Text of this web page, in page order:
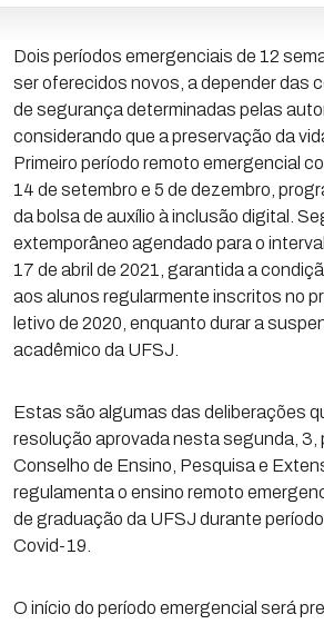
Dois períodos emergenciais de 12
ser oferecidos novos, a depender das
de segurança determinadas pelas
considerando que a preservação da
Primeiro período remoto emergencial
14 de setembro e 5 de dezembro,
da bolsa de auxílio à inclusão digital.
extemporâneo agendado para o
17 de abril de 2021, garantida a
aos alunos regularmente inscritos no
letivo de 2020, enquanto durar a
acadêmico da UFSJ.
Estas são algumas das deliberações
resolução aprovada nesta segunda, 3,
Conselho de Ensino, Pesquisa e
regulamenta o ensino remoto
de graduação da UFSJ durante
Covid-19.
O início do período emergencial será